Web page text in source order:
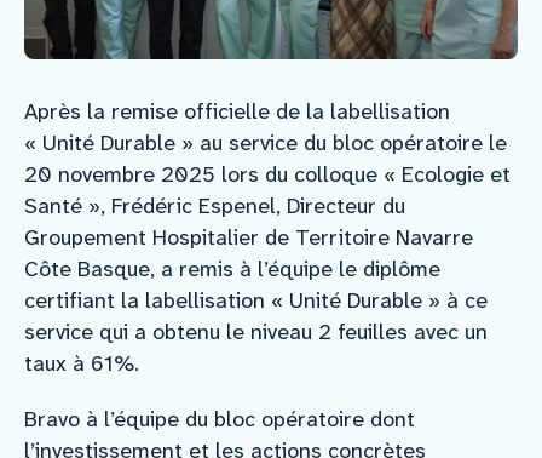
Contact
Après la remise officielle de la labellisation
« Unité Durable » au service du bloc opératoire le
20 novembre 2025 lors du colloque « Ecologie et
Santé », Frédéric Espenel, Directeur du
Groupement Hospitalier de Territoire Navarre
Côte Basque, a remis à l’équipe le diplôme
certifiant la labellisation « Unité Durable » à ce
service qui a obtenu le niveau 2 feuilles avec un
taux à 61%.
Bravo à l’équipe du bloc opératoire dont
l’investissement et les actions concrètes